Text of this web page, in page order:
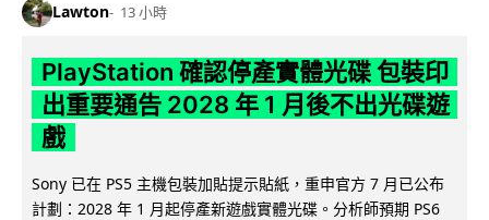
Lawton 13 小時
PlayStation 確認停產實體光碟 包裝印
出重要通告 2028 年 1 月後不出光碟遊
戲
Sony 已在 PS5 主機包裝加貼提示貼紙，重申官方 7 月已公布
計劃：2028 年 1 月起停產新遊戲實體光碟。分析師預期 PS6